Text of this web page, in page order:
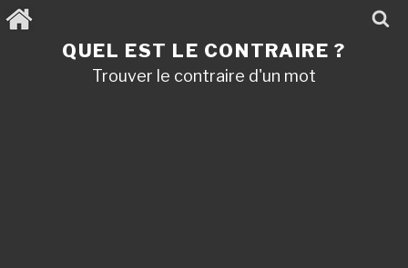
Aller
au
QUEL EST LE CONTRAIRE ?
Trouver le contraire d'un mot